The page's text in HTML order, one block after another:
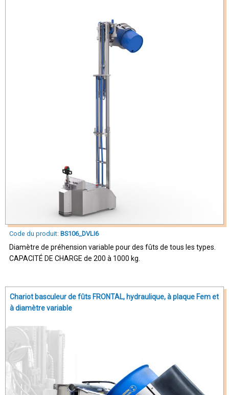
Code du produit: BS106_DVLI6
Diamètre de préhension variable pour des fûts de tous les types.
CAPACITÉ DE CHARGE de 200 à 1000 kg.
Chariot basculeur de fûts FRONTAL, hydraulique, à plaque Fem et
à diamètre variable